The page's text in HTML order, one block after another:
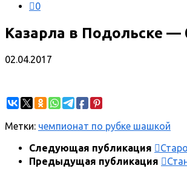
0
Казарла в Подольске —
02.04.2017
Метки: чемпионат по рубке шашкой
Следующая публикация
Предыдущая публикация